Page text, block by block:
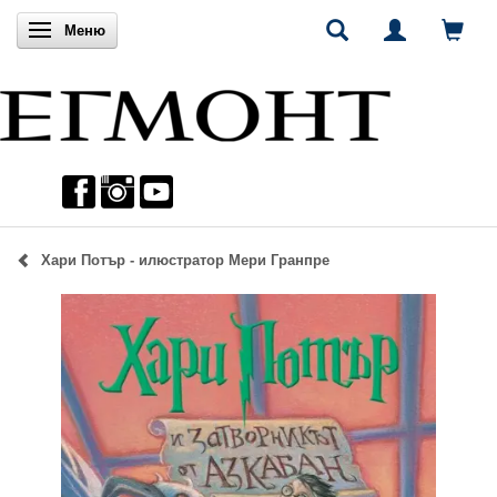
Включи навигацията
Меню
Хари Потър - илюстратор Мери Гранпре